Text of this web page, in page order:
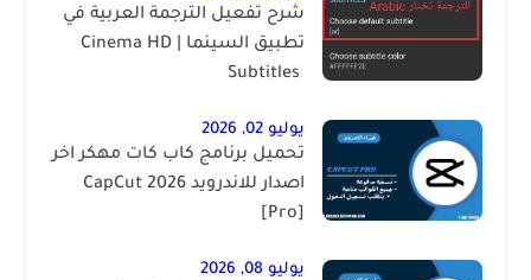
شرح تفعيل الترجمة العربية في
تطبيق السينما | ‏Cinema HD
Subtitles ‎
يوليو 02, 2026
تحميل برنامج كاب كات مهكر اخر
اصدار للاندرويد 2026 CapCut
[Pro]
يوليو 08, 2026